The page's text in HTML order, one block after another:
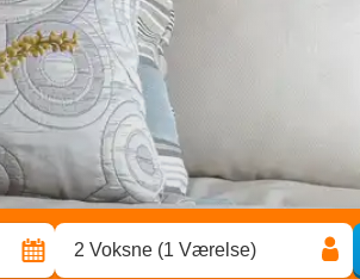
2 Voksne (1 Værelse)